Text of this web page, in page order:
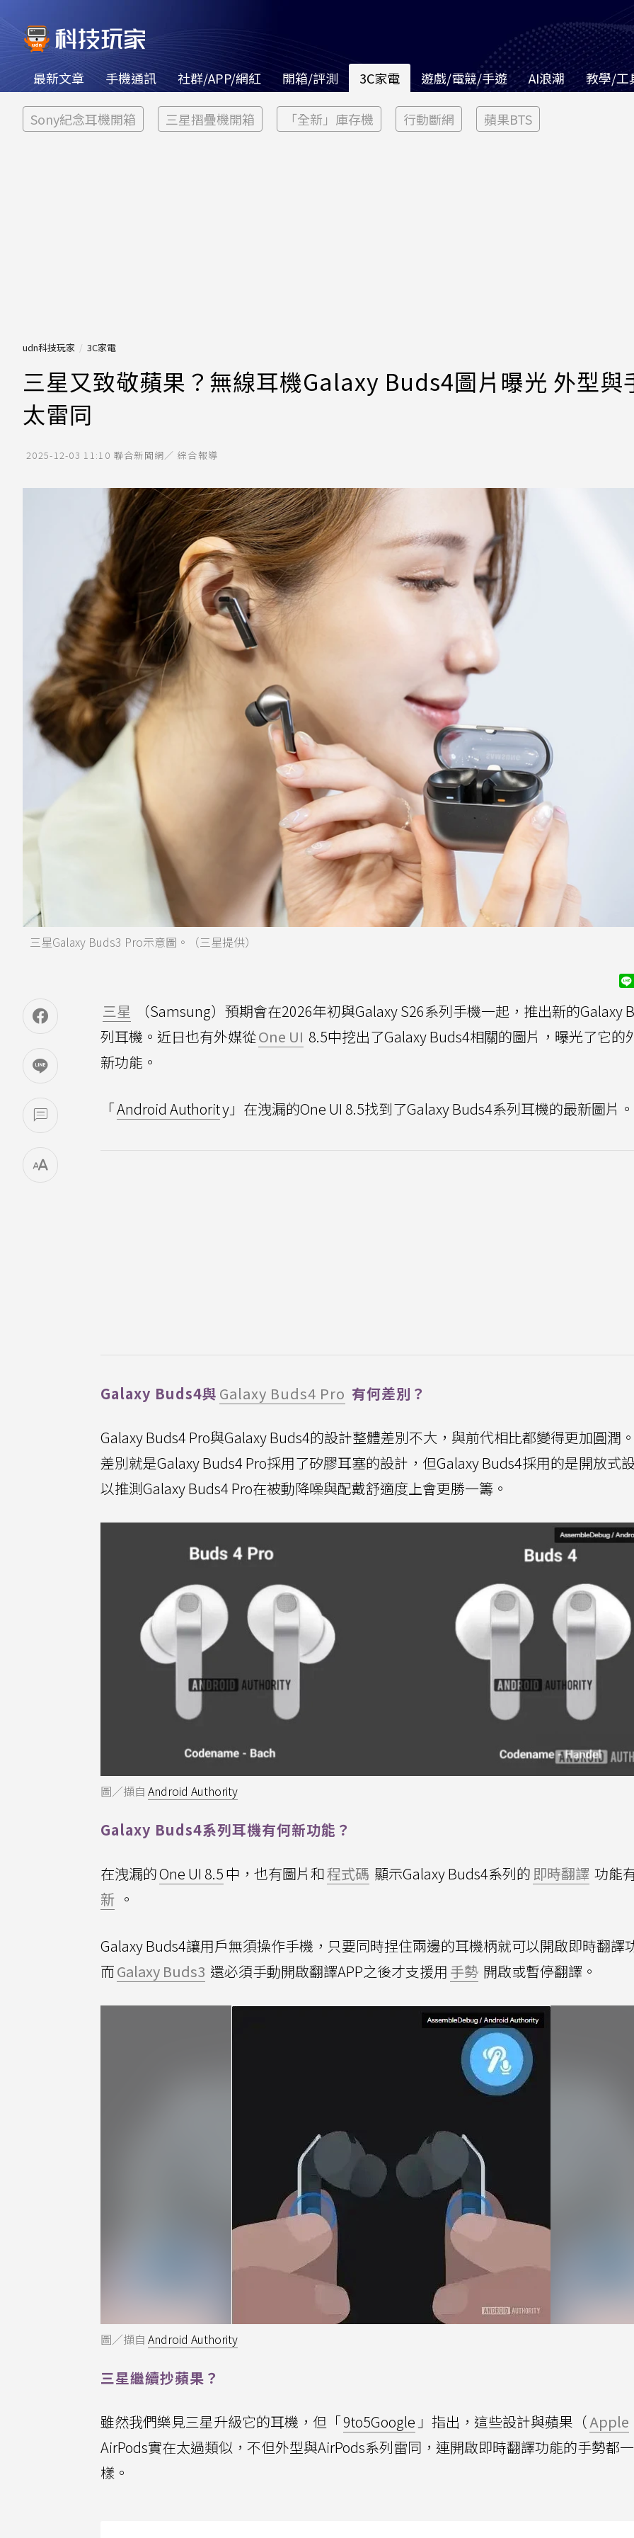
最新文章 手機通訊 社群/APP/網紅 開箱/評測 3C家電 遊戲/電競/手遊 AI浪潮 教學/工
Sony紀念耳機開箱 三星摺疊機開箱 「全新」庫存機 行動斷網 蘋果BTS
udn科技玩家 3C家電
三星又致敬蘋果？無線耳機Galaxy Buds4圖片曝光 外型與
太雷同
2025-12-03 11:10 聯合新聞網／ 綜合報導
三星Galaxy Buds3 Pro示意圖。（三星提供）
三星
（Samsung）預期會在2026年初與Galaxy S26系列手機一起，推出新的Galaxy
列耳機。近日也有外媒從One UI 8.5中挖出了Galaxy Buds4相關的圖片，曝光了它的
新功能。
「Android Authority」在洩漏的One UI 8.5找到了Galaxy Buds4系列耳機的最新圖片。
Galaxy Buds4與 Galaxy Buds4 Pro 有何差別？
Galaxy Buds4 Pro與Galaxy Buds4的設計整體差別不大，與前代相比都變得更加圓潤
差別就是Galaxy Buds4 Pro採用了矽膠耳塞的設計，但Galaxy Buds4採用的是開放式
以推測Galaxy Buds4 Pro在被動降噪與配戴舒適度上會更勝一籌。
圖／擷自 Android Authority
Galaxy Buds4系列耳機有何新功能？
在洩漏的One UI 8.5中，也有圖片和程式碼 顯示Galaxy Buds4系列的 即時翻譯 功能
新 。
Galaxy Buds4讓用戶無須操作手機，只要同時捏住兩邊的耳機柄就可以開啟即時翻譯
而Galaxy Buds3 還必須手動開啟翻譯APP之後才支援用 手勢 開啟或暫停翻譯。
圖／擷自 Android Authority
三星繼續抄蘋果？
雖然我們樂見三星升級它的耳機，但「9to5Google 」指出，這些設計與蘋果（Apple
AirPods實在太過類似，不但外型與AirPods系列雷同，連開啟即時翻譯功能的手勢都
樣。